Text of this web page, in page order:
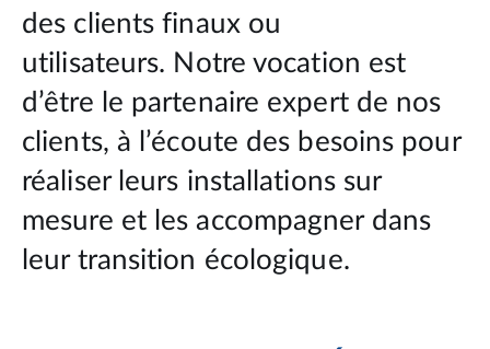
des clients finaux ou
utilisateurs. Notre vocation est
d’être le partenaire expert de nos
clients, à l’écoute des besoins pour
réaliser leurs installations sur
mesure et les accompagner dans
leur transition écologique.